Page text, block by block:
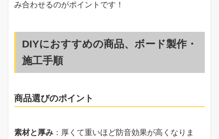
み合わせるのがポイントです！
DIYにおすすめの商品、ボード製作・
施工手順
商品選びのポイント
素材と厚み ：厚くて重いほど防音効果が高くなりま